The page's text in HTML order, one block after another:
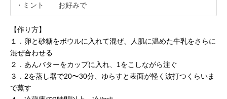
・ミント お好みで
【作り方】
１．卵と砂糖をボウルに入れて混ぜ、人肌に温めた牛乳をさらに
混ぜ合わせる
２．あんバターをカップに入れ、1をこしながら注ぐ
３．2を蒸し器で20〜30分、ゆらすと表面が軽く波打つくらいま
で蒸す